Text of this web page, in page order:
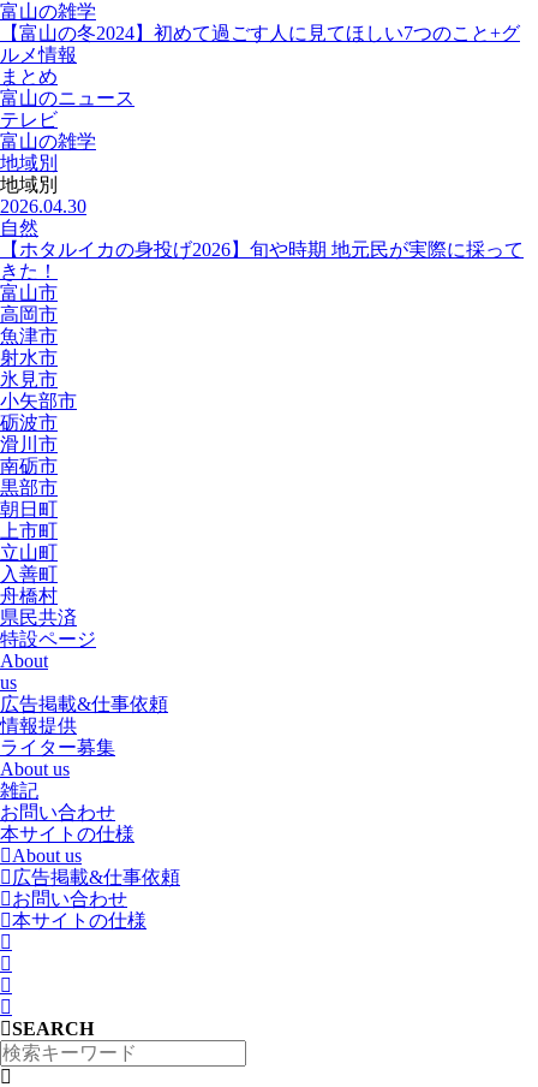
富山の雑学
【富山の冬2024】初めて過ごす人に見てほしい7つのこと+グ
ルメ情報
まとめ
富山のニュース
テレビ
富山の雑学
地域別
地域別
2026.04.30
自然
【ホタルイカの身投げ2026】旬や時期 地元民が実際に採って
きた！
富山市
高岡市
魚津市
射水市
氷見市
小矢部市
砺波市
滑川市
南砺市
黒部市
朝日町
上市町
立山町
入善町
舟橋村
県民共済
特設ページ
About
us
広告掲載&仕事依頼
情報提供
ライター募集
About us
雑記
お問い合わせ
本サイトの仕様
About us
広告掲載&仕事依頼
お問い合わせ
本サイトの仕様
SEARCH